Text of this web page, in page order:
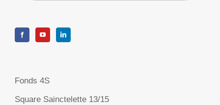
Fonds 4S
Square Sainctelette 13/15